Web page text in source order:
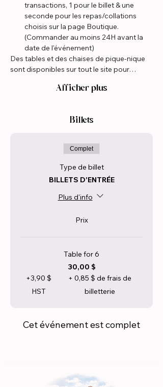
transactions, 1 pour le billet & une
seconde pour les repas/collations
choisis sur la page Boutique.
(Commander au moins 24H avant la
date de l'événement)
Des tables et des chaises de pique-nique
sont disponibles sur tout le site pour…
Afficher plus
Billets
Complet
Type de billet
BILLETS D'ENTRÉE
Plus d'info
Prix
Table for 6
30,00 $
+3,90 $
HST
+ 0,85 $ de frais de
billetterie
Cet événement est complet